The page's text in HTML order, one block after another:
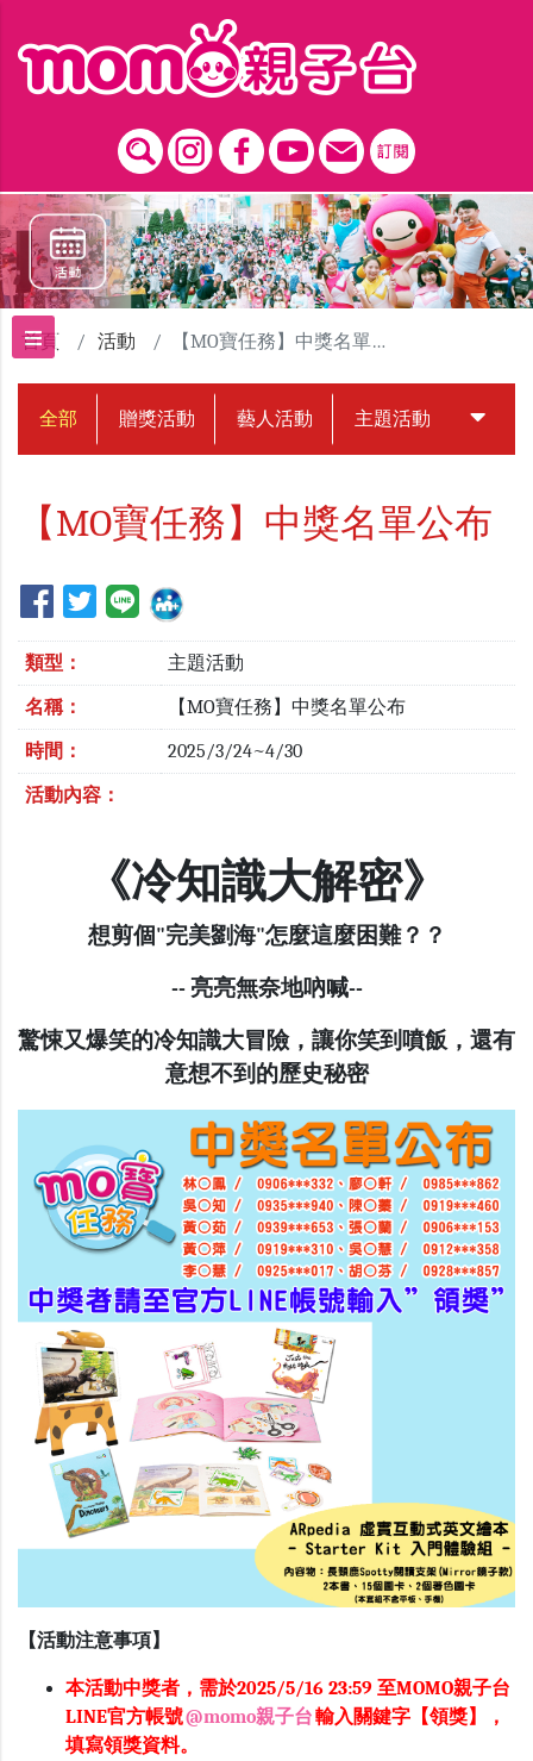
首頁 活動 【MO寶任務】中獎名單公布
全部 贈獎活動 藝人活動 主題活動 中獎名
【MO寶任務】中獎名單公布
類型： 主題活動
名稱： 【MO寶任務】中獎名單公布
時間： 2025/3/24~4/30
活動內容：
《冷知識大解密》
想剪個"完美劉海"怎麼這麼困難？？
-- 亮亮無奈地吶喊--
驚悚又爆笑的冷知識大冒險，讓你笑到噴飯，還有
意想不到的歷史秘密
【活動注意事項】
本活動中獎者，需於2025/5/16 23:59 至MOMO親子台
LINE官方帳號@momo親子台輸入關鍵字【領獎】，
填寫領獎資料。